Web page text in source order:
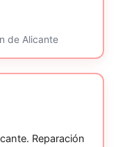
de Alicante
Reparación